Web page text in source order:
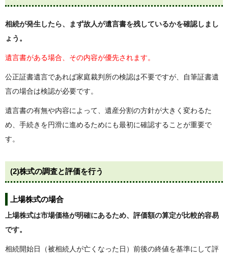
相続が発生したら、まず故人が遺言書を残しているかを確認しまし
ょう。
遺言書がある場合、その内容が優先されます。
公正証書遺言であれば家庭裁判所の検認は不要ですが、自筆証書遺
言の場合は検認が必要です。
遺言書の有無や内容によって、遺産分割の方針が大きく変わるた
め、手続きを円滑に進めるためにも最初に確認することが重要で
す。
(2)株式の調査と評価を行う
上場株式の場合
上場株式は市場価格が明確にあるため、評価額の算定が比較的容易
です。
相続開始日（被相続人が亡くなった日）前後の終値を基準にして評